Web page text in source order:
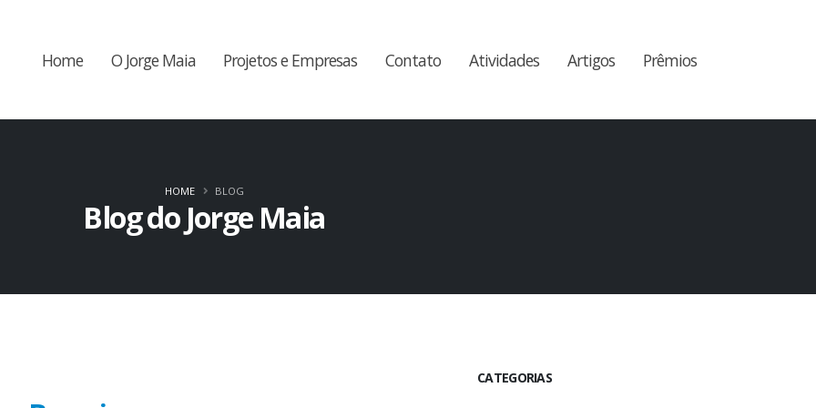
Home O Jorge Maia Projetos e Empresas Contato Atividades Artigos Prêmios
Blog do Jorge Maia
HOME BLOG
CATEGORIAS